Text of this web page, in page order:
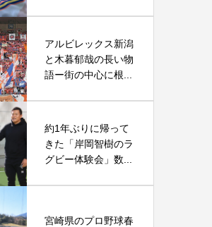
アルビレックス新潟
と木暮郁哉の長い物
語ー街の中心に根...
約1年ぶりに帰って
きた「岸岡智樹のラ
グビー体験会」数...
宮崎県のプロ野球春